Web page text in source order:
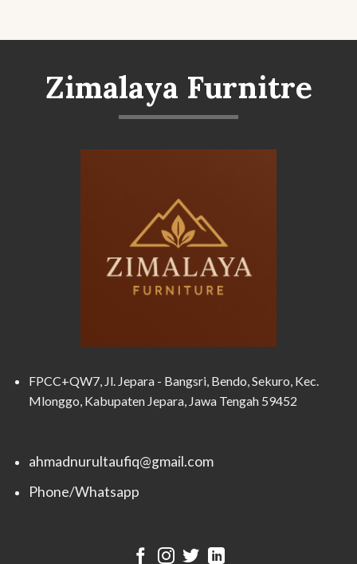
Zimalaya Furnitre
FPCC+QW7, Jl. Jepara - Bangsri, Bendo, Sekuro, Kec.
Mlonggo, Kabupaten Jepara, Jawa Tengah 59452
ahmadnurultaufiq@gmail.com
Phone/Whatsapp